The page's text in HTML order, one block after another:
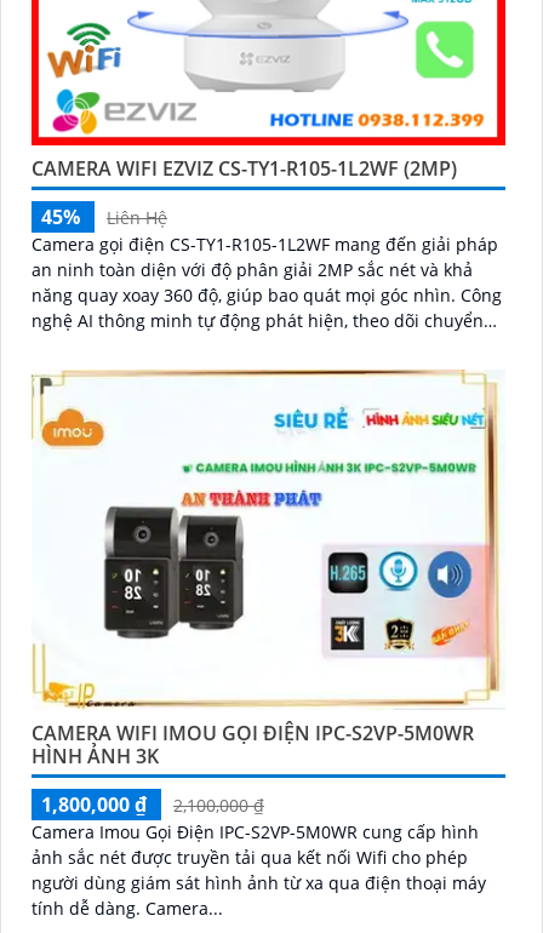
CAMERA WIFI EZVIZ CS-TY1-R105-1L2WF (2MP)
45%
Liên Hệ
Camera gọi điện CS-TY1-R105-1L2WF mang đến giải pháp
an ninh toàn diện với độ phân giải 2MP sắc nét và khả
năng quay xoay 360 độ, giúp bao quát mọi góc nhìn. Công
nghệ AI thông minh tự động phát hiện, theo dõi chuyển
dàng từ xa
CAMERA WIFI IMOU GỌI ĐIỆN IPC-S2VP-5M0WR
HÌNH ẢNH 3K
1,800,000 ₫
2,100,000 ₫
Camera Imou Gọi Điện IPC-S2VP-5M0WR cung cấp hình
ảnh sắc nét được truyền tải qua kết nối Wifi cho phép
người dùng giám sát hình ảnh từ xa qua điện thoại máy
tính dễ dàng. Camera...